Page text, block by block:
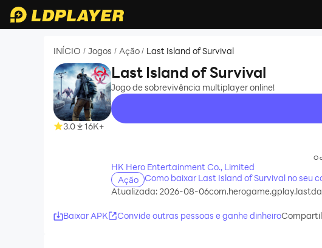
INÍCIO / Jogos / Ação / Last Island of Survival
3.0 16K+
Last Island of Survival
Jogo de sobrevivência multiplayer online!
recommend
O
HK Hero Entertainment Co., Limited
Ação
Como baixar Last Island of Survival no seu
Atualizada: 2026-08-06
Baixar APK Convide outras pessoas e ganhe dinheiro